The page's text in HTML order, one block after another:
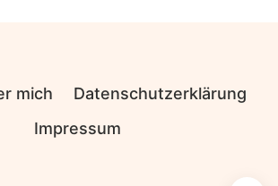
mich
Datenschutzerklärung
Impressum